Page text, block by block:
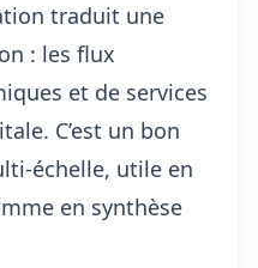
traduit une
: les flux
et de services
C’est un bon
échelle, utile en
en synthèse